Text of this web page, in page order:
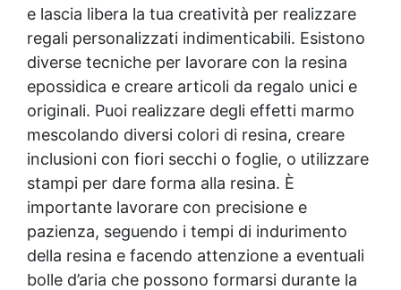
e lascia libera la tua creatività per realizzare
regali personalizzati indimenticabili. Esistono
diverse tecniche per lavorare con la resina
epossidica e creare articoli da regalo unici e
originali. Puoi realizzare degli effetti marmo
mescolando diversi colori di resina, creare
inclusioni con fiori secchi o foglie, o utilizzare
stampi per dare forma alla resina. È
importante lavorare con precisione e
pazienza, seguendo i tempi di indurimento
della resina e facendo attenzione a eventuali
bolle d’aria che possono formarsi durante la